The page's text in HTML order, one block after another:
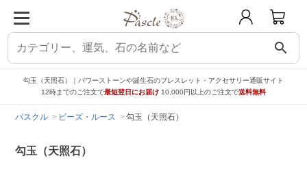
search
勾玉（天照石）｜パワーストーンや誕生石のブレスレット・アクセサリー通販サイト
12時までのご注文で最短翌日にお届け 10,000円以上のご注文で送料無料
パスクル ビーズ・ルース 勾玉（天照石）
勾玉（天照石）